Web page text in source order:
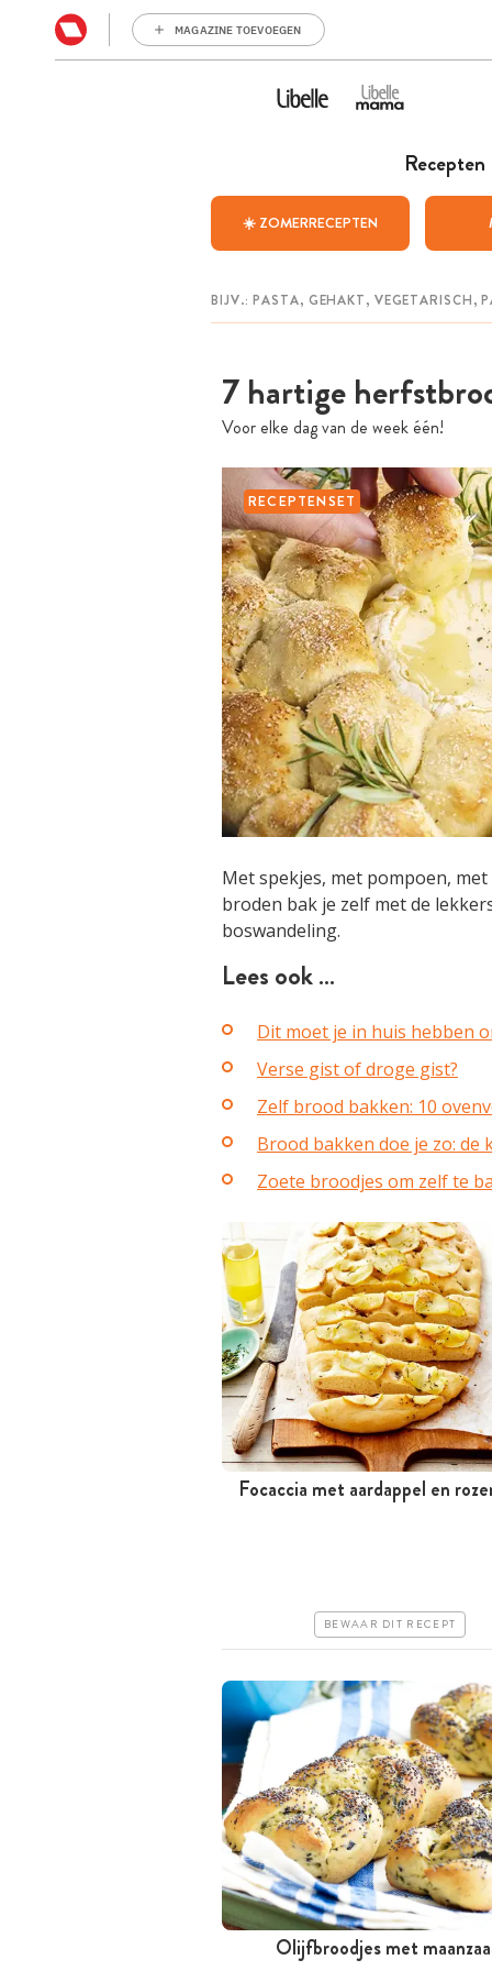
MAGAZINE TOEVOEGEN
Recepten
☀️ ZOMERRECEPTEN
7 hartige
Voor elke dag van de week één!
RECEPTENSET
Met spekjes, met pompoen,
broden bak je zelf met de
boswandeling.
Lees ook …
Dit moet je in huis hebben
Verse gist of droge gist?
Zelf brood bakken: 10
Brood bakken doe je zo: de
Zoete broodjes om zelf te
Focaccia met aardappel en
BEWAAR DIT RECEPT
Olijfbroodjes met